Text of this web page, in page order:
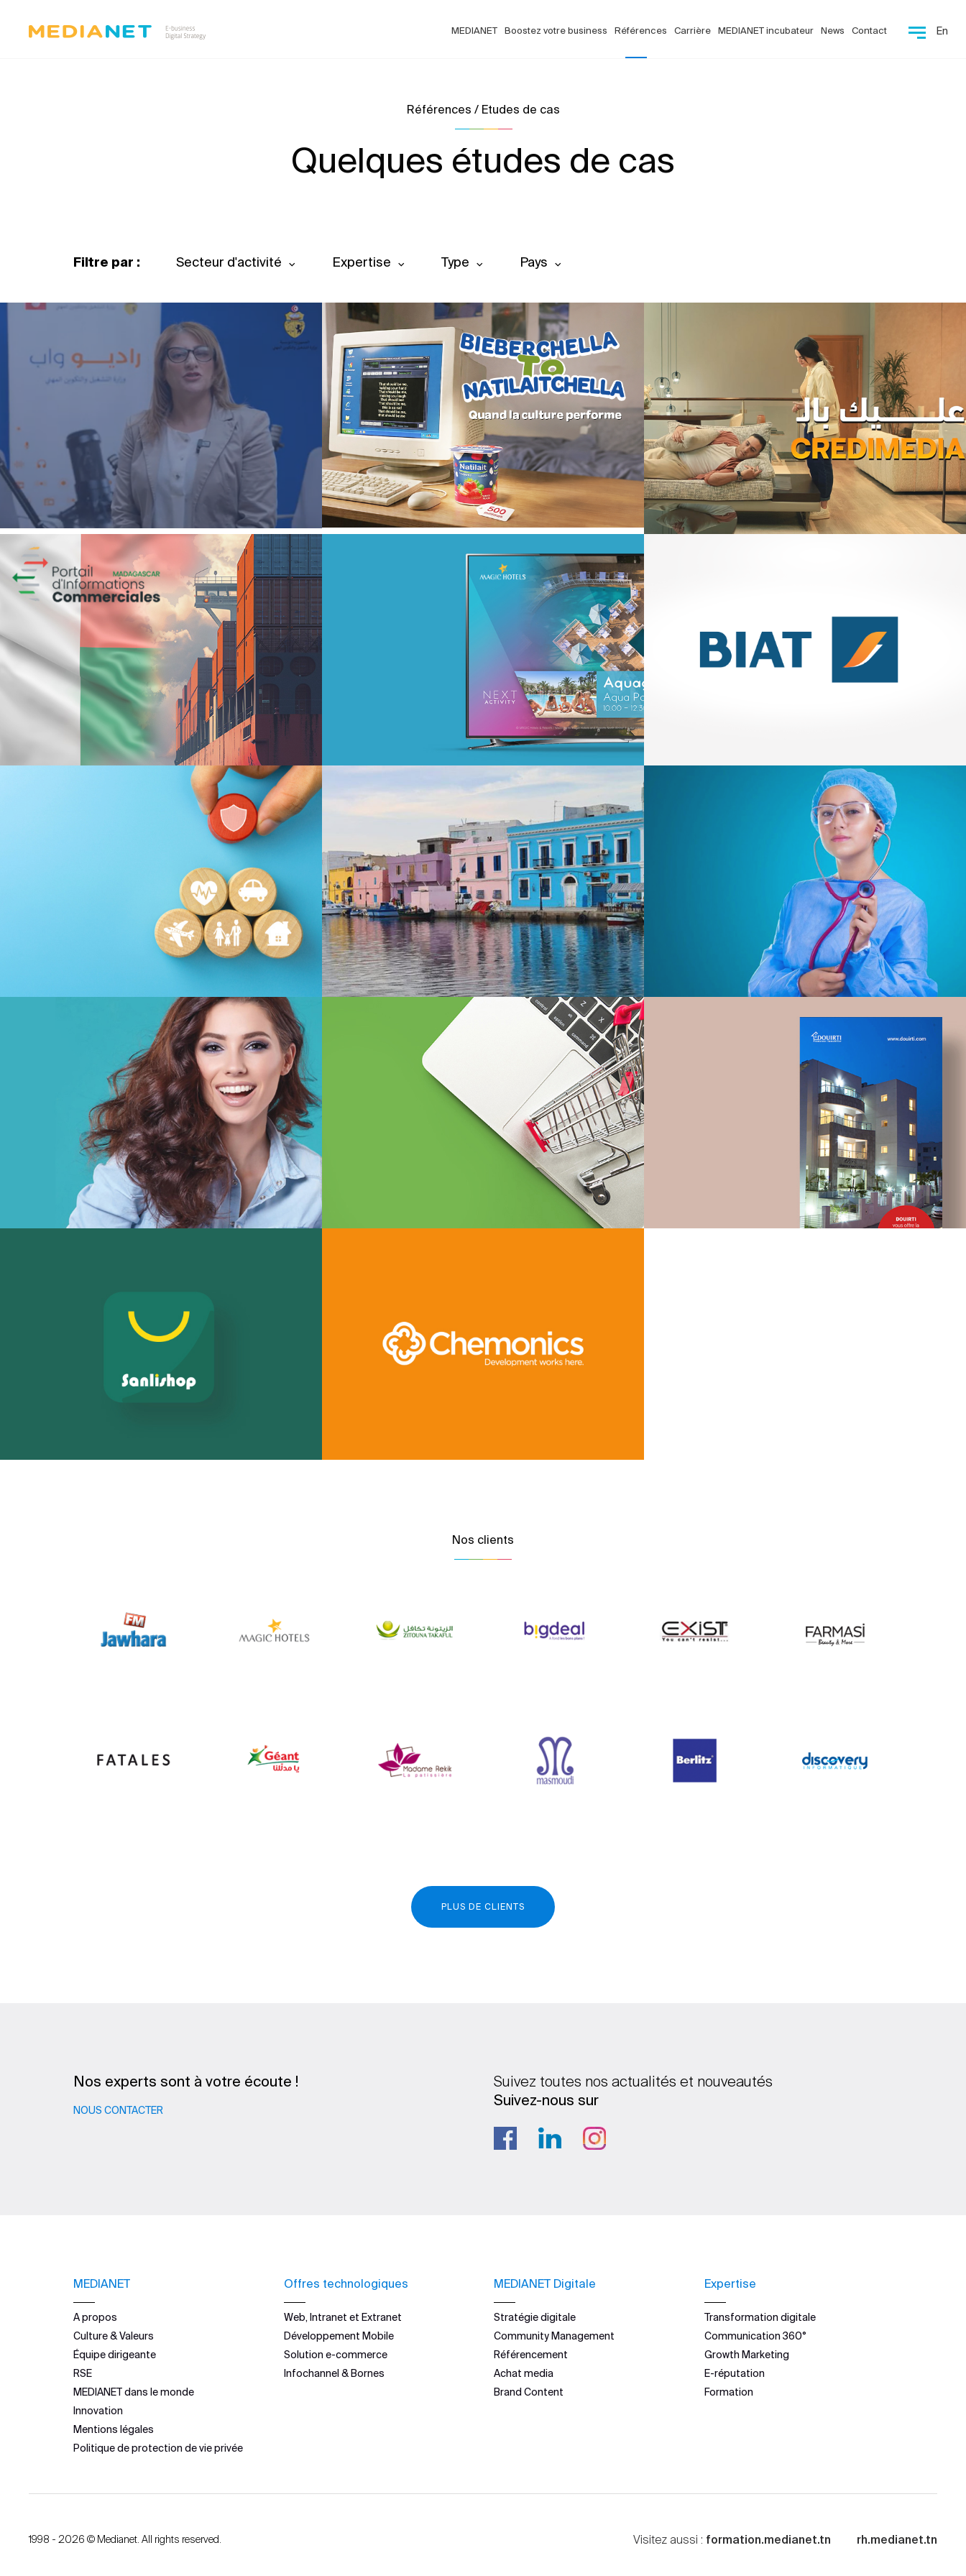
MEDIANET Boostez votre business Références Carrière MEDIANET incubateur News Contact En
Références / Etudes de cas
Quelques études de cas
Filtre par : Secteur d'activité Expertise Type Pays
Real-Time Marketing Activation
Agroalimentaire
Marketing Digital & Com 360°
Activation digitale & média
Campagne digitale "Projets de vie"
Banque et finance
Marketing Digital & Com 360°
Stratégie Social Media
Activation digitale & média
Achat media
Magic hôtels
Tourisme
Growth Marketing
Marketing Digital & Com 360°
Plateformes digitales
Stratégie Social Media
Activation digitale & média
Applications Mobiles
Web, Intranet et Extranet
Brand Content
Campagne BIAT TRE Juil. 2022
Marketing Digital & Com 360°
Marketing Digital & Com 360°
Plateformes digitales
Référencement
Stratégie Social Media
Web, Intranet et Extranet
Grande distribution
Plateformes digitales
Solution e-commerce
Web, Intranet et Extranet
Marketing Digital & Com 360°
Marketing Digital & Com 360°
Nos clients
PLUS DE CLIENTS
Nos experts sont à votre écoute !
NOUS CONTACTER
Suivez toutes nos actualités et nouveautés
Suivez-nous sur
MEDIANET
A propos
Culture & Valeurs
Équipe dirigeante
RSE
MEDIANET dans le monde
Innovation
Mentions légales
Politique de protection de vie privée
Offres technologiques
Web, Intranet et Extranet
Développement Mobile
Solution e-commerce
Infochannel & Bornes
MEDIANET Digitale
Stratégie digitale
Community Management
Référencement
Achat media
Brand Content
Expertise
Transformation digitale
Communication 360°
Growth Marketing
E-réputation
Formation
Visitez aussi : formation.medianet.tn rh.medianet.tn
1998 - 2026 © Medianet. All rights reserved.